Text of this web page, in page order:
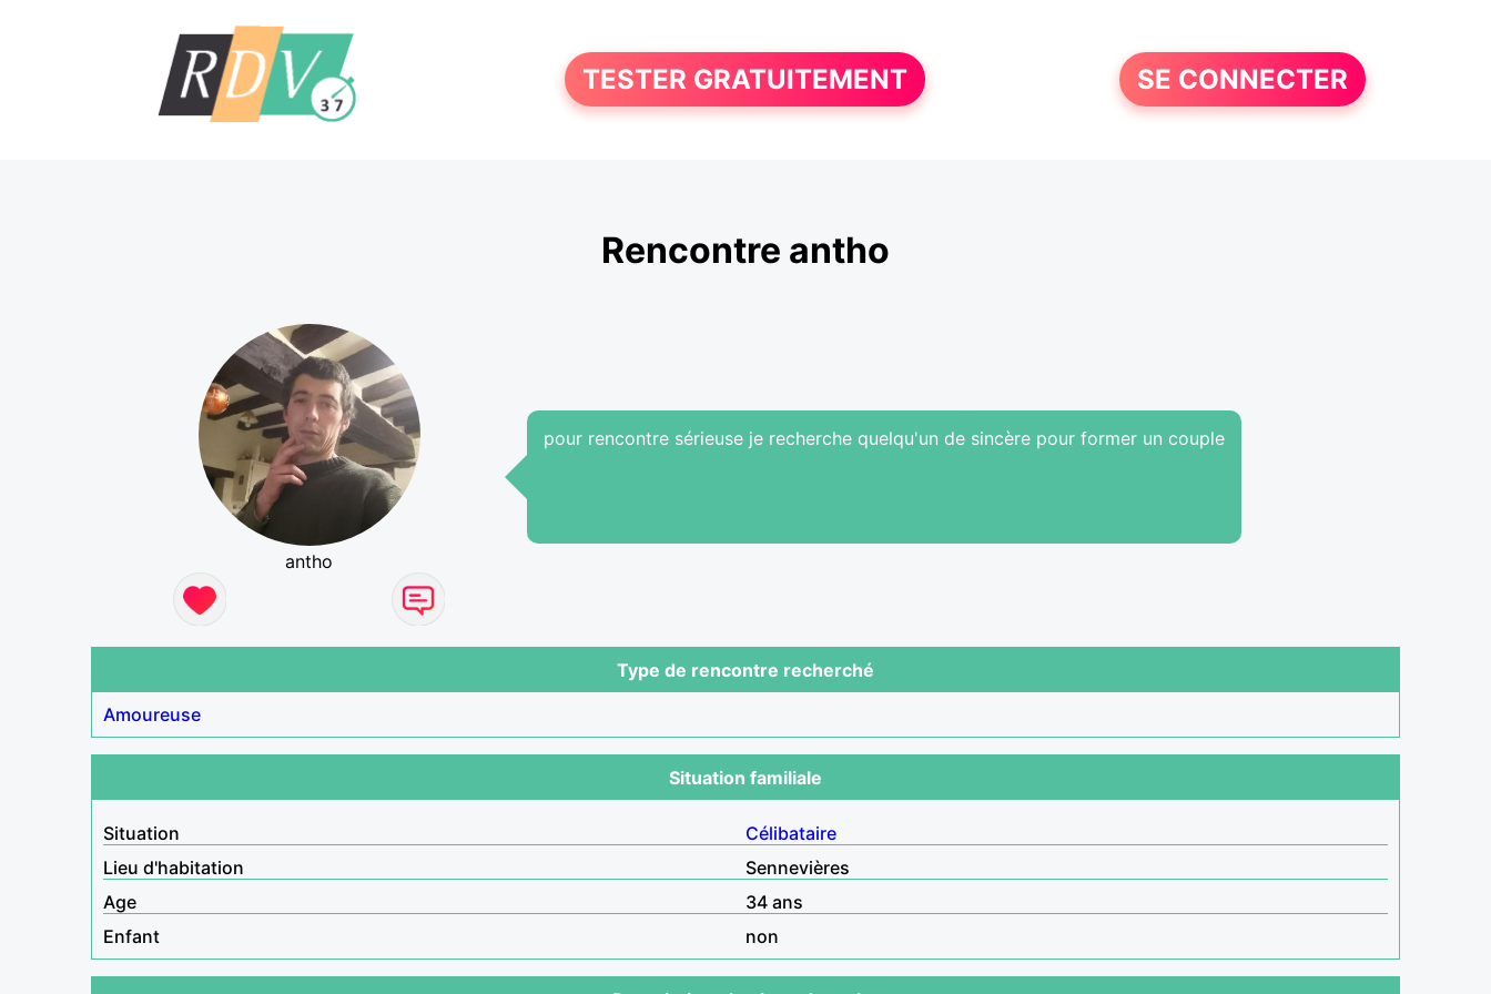
TESTER GRATUITEMENT SE CONNECTER
Rencontre antho
antho
pour rencontre sérieuse je recherche quelqu'un de sincère pour former un couple
Type de rencontre recherché
Amoureuse
Situation familiale
Situation
Célibataire
Lieu d'habitation
Sennevières
Age
34 ans
Enfant
non